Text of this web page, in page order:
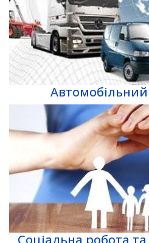
Соціальна робота